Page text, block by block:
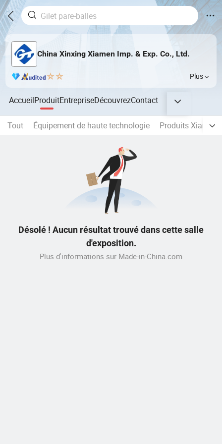
China Xinxing Xiamen Imp. & Exp. Co., Ltd.
Plus
AccueilProduitEntrepriseDécouvrezContact
Tout Équipement de haute technologie Produits Xiamen
Désolé ! Aucun résultat trouvé dans cette salle
d'exposition.
Plus d'informations sur Made-in-China.com